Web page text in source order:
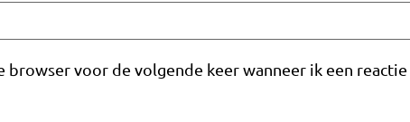
browser voor de volgende keer wanneer ik een